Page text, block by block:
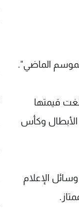
الماضي".
قيمتها
وسجل في نهائي دوري الأبطال وكأس
الإعلام